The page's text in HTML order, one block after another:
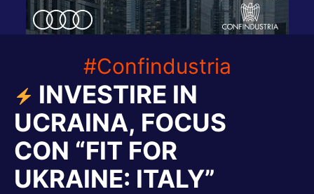
#Confindustria
INVESTIRE IN
UCRAINA, FOCUS
CON “FIT FOR
UKRAINE: ITALY”